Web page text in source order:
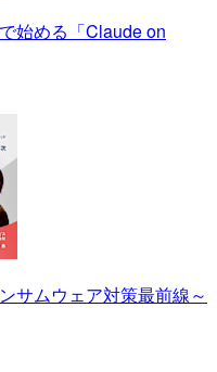
始める「Claude on
サムウェア対策最前線～